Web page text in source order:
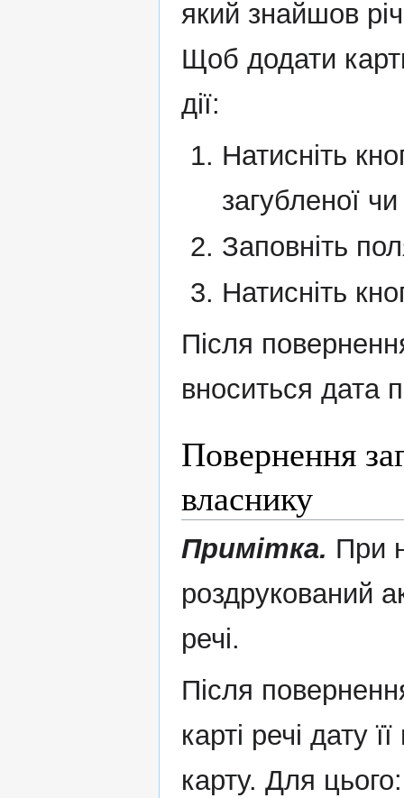
який знайшов
Щоб додати
дії:
Натисніть
загубленої
Заповніть
Натисніть
Після
вноситься дата
Повернення
власнику
Примітка. При
роздрукований
речі.
Після
карті речі дату
карту. Для цього: